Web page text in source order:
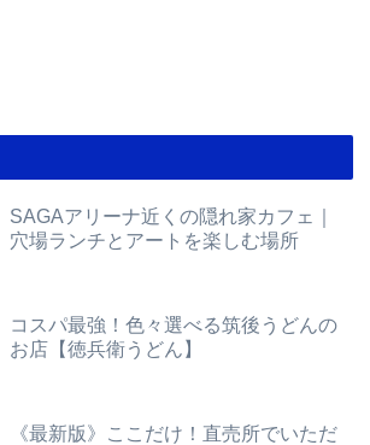
SAGAアリーナ近くの隠れ家カフェ｜
穴場ランチとアートを楽しむ場所
コスパ最強！色々選べる筑後うどんの
お店【徳兵衛うどん】
《最新版》ここだけ！直売所でいただ